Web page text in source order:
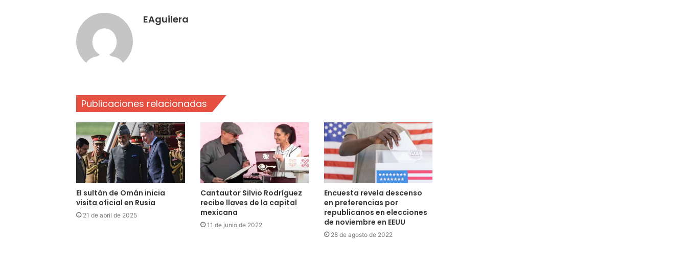
EAguilera
Publicaciones relacionadas
El sultán de Omán inicia
visita oficial en Rusia
21 de abril de 2025
Cantautor Silvio Rodríguez
recibe llaves de la capital
mexicana
11 de junio de 2022
Encuesta revela descenso
en preferencias por
republicanos en elecciones
de noviembre en EEUU
28 de agosto de 2022